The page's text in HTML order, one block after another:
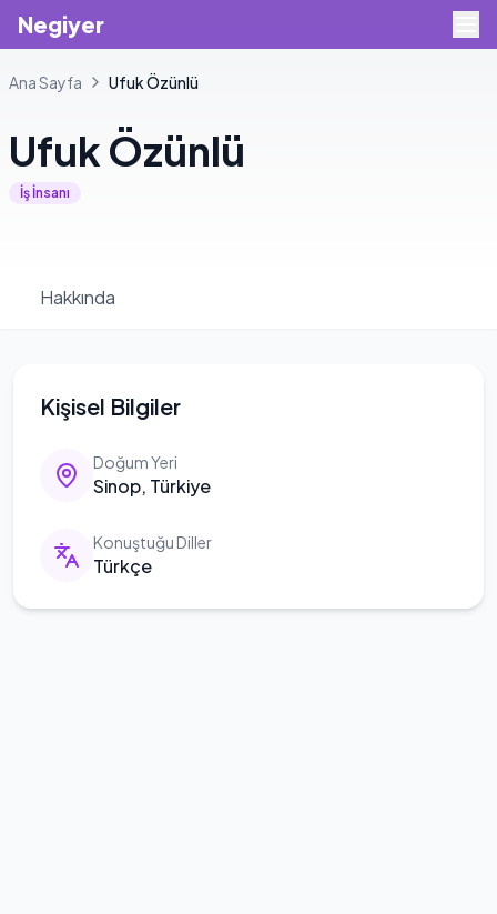
Negiyer
Ana Sayfa UfukÖzünlü
Ufuk Özünlü
İş İnsanı
Hakkında
Kişisel Bilgiler
Doğum Yeri
Sinop, Türkiye
Konuştuğu Diller
Türkçe